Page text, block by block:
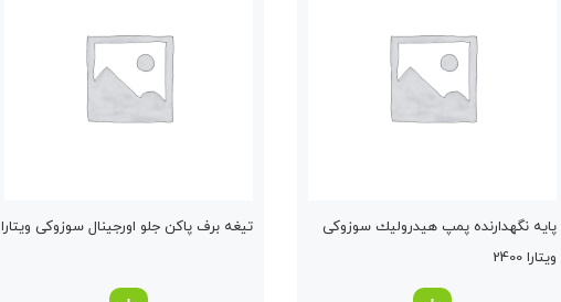
پایه نگهدارنده پمپ هیدرولیك سوزوکی
ویتارا 2400
تیغه برف پاكن جلو اورجینال سوزوکی ویتارا